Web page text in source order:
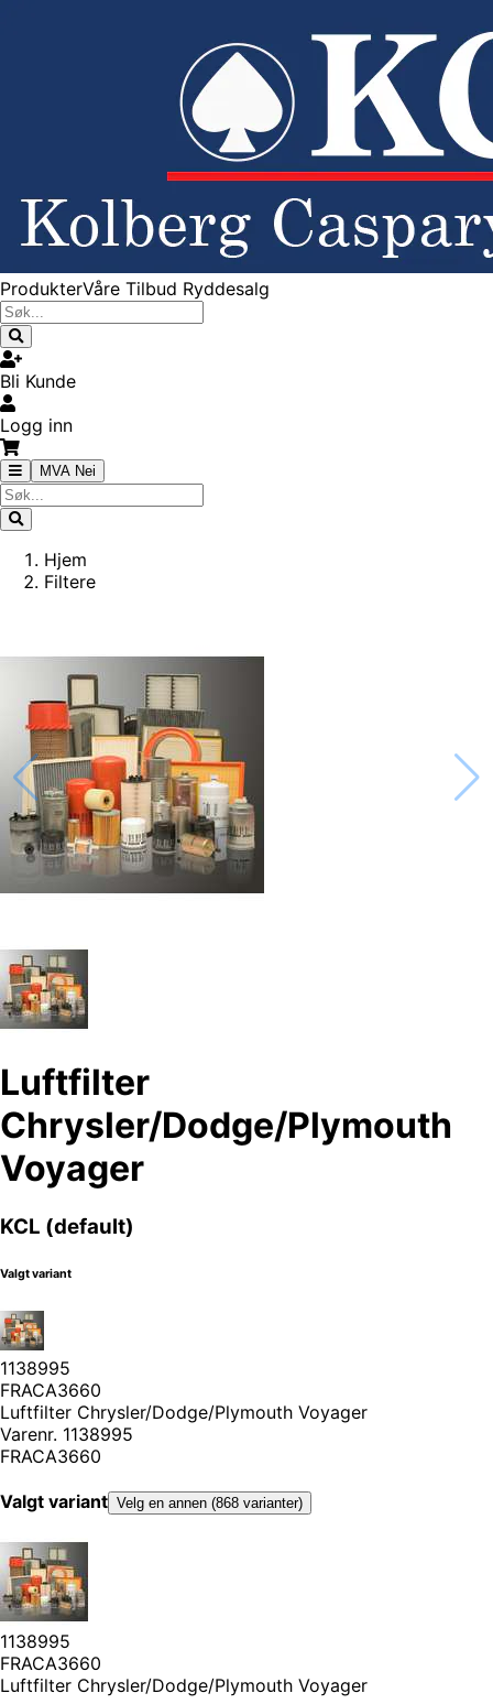
ProdukterVåre Tilbud Ryddesalg
Bli Kunde
Logg inn
MVA Nei
Hjem
Filtere
Luftfilter
Chrysler/Dodge/Plymouth
Voyager
KCL (default)
Valgt variant
1138995
FRACA3660
Luftfilter Chrysler/Dodge/Plymouth Voyager
Varenr. 1138995
FRACA3660
Valgt variant Velg en annen (868 varianter)
1138995
FRACA3660
Luftfilter Chrysler/Dodge/Plymouth Voyager